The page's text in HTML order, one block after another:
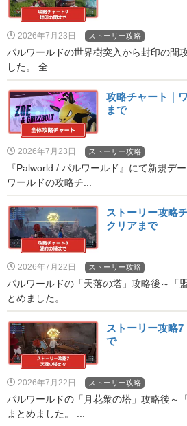
2026年7月23日 ストーリー攻略
パルワールドの世界樹突入から封印の間
した。 全...
攻略チャート｜
まで
2026年7月23日 ストーリー攻略
『Palworld / パルワールド』にて新規デ
ワールドの攻略チ...
ストーリー攻略
クリアまで
2026年7月22日 ストーリー攻略
パルワールドの「天落の塔」攻略後～「
とめました。 ...
ストーリー攻略
で
2026年7月22日 ストーリー攻略
パルワールドの「月花衆の塔」攻略後～
まとめました。 ...